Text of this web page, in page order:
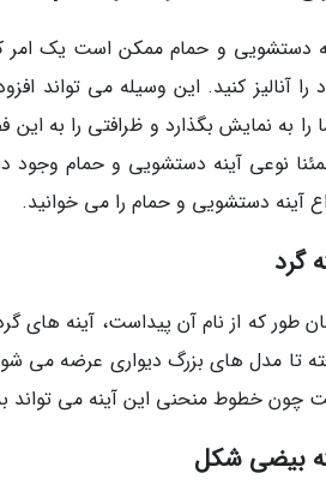
دستشویی و حمام ممکن است یک امر
را آنالیز کنید. این وسیله می
را به نمایش بگذارد و ظرافتی را به
نوعی آینه دستشویی و حمام وجود
آینه دستشویی و حمام را می خوانید.
گرد
طور که از نام آن پیداست، آینه های
تا مدل های بزرگ دیواری عرضه می
چون خطوط منحنی این آینه می تواند
بیضی شکل